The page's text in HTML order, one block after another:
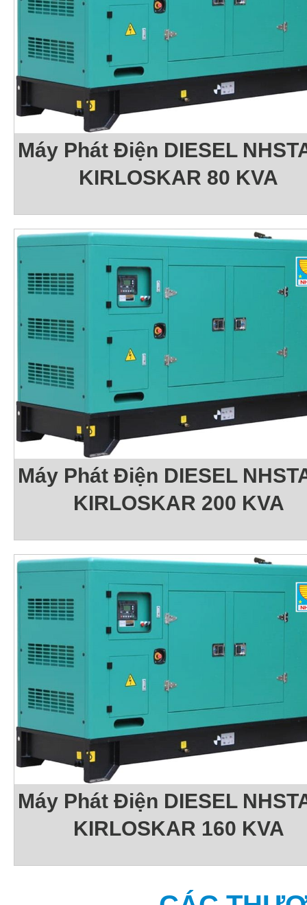
Máy Phát Điện DIESEL
KIRLOSKAR 80 KVA
Máy Phát Điện DIESEL
KIRLOSKAR 200 KVA
Máy Phát Điện DIESEL
KIRLOSKAR 160 KVA